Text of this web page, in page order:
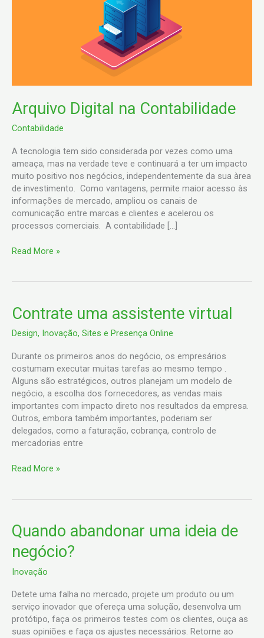
Arquivo Digital na Contabilidade
Contabilidade
A tecnologia tem sido considerada por vezes como uma
ameaça, mas na verdade teve e continuará a ter um impacto
muito positivo nos negócios, independentemente da sua àrea
de investimento. Como vantagens, permite maior acesso às
informações de mercado, ampliou os canais de
comunicação entre marcas e clientes e acelerou os
processos comerciais. A contabilidade […]
Read More »
Contrate uma assistente virtual
Design, Inovação, Sites e Presença Online
Durante os primeiros anos do negócio, os empresários
costumam executar muitas tarefas ao mesmo tempo .
Alguns são estratégicos, outros planejam um modelo de
negócio, a escolha dos fornecedores, as vendas mais
importantes com impacto direto nos resultados da empresa.
Outros, embora também importantes, poderiam ser
delegados, como a faturação, cobrança, controlo de
mercadorias entre
Contrate
uma
assistente
Read More »
Quando abandonar uma ideia de
negócio?
Inovação
Detete uma falha no mercado, projete um produto ou um
serviço inovador que ofereça uma solução, desenvolva um
protótipo, faça os primeiros testes com os clientes, ouça as
suas opiniões e faça os ajustes necessários. Retorne ao
Quando
abandonar
uma
de
negócio?